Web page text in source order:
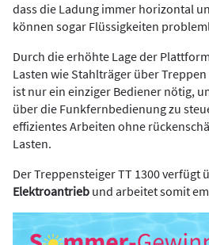
dass die Ladung immer horizontal
können sogar Flüssigkeiten
Durch die erhöhte Lage der
Lasten wie Stahlträger über
ist nur ein einziger Bediener nötig,
über die Funkfernbedienung zu
effizientes Arbeiten ohne
Lasten.
Der Treppensteiger TT 1300 verfügt
Elektroantrieb und arbeitet somit